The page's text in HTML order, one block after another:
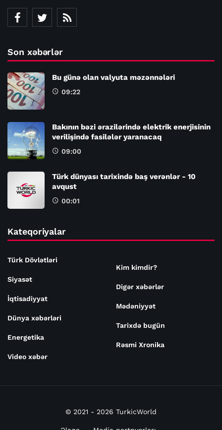
Son xəbərlər
Bu günə olan valyuta məzənnələri
09:22
Bakının bəzi ərazilərində elektrik enerjisinin
verilişində fasilələr yaranacaq
09:00
Türk dünyası tarixində baş verənlər - 10
avqust
00:01
Kateqoriyalar
Türk Dövlətləri
Siyasət
İqtisadiyyat
Dünya xəbərləri
Energetika
Video xəbər
Kim kimdir?
Digər xəbərlər
Mədəniyyət
Tarixdə bugün
Rəsmi Xronika
© 2021 - 2026 TurkicWorld